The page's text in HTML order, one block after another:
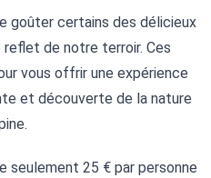
goûter certains des délicieux
de notre terroir. Ces
vous offrir une expérience
et découverte de la nature
seulement 25 € par personne